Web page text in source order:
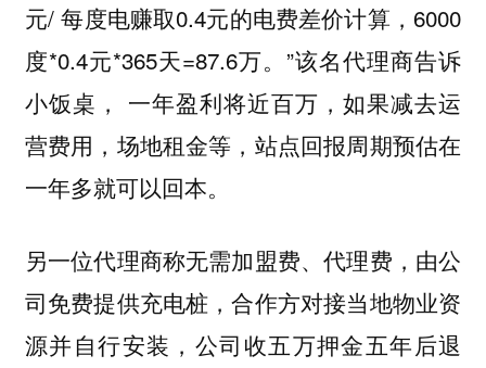
元/ 每度电赚取0.4元的电费差价计算，6000
度*0.4元*365天=87.6万。”该名代理商告诉
小饭桌， 一年盈利将近百万，如果减去运
营费用，场地租金等，站点回报周期预估在
一年多就可以回本。
另一位代理商称无需加盟费、代理费，由公
司免费提供充电桩，合作方对接当地物业资
源并自行安装，公司收五万押金五年后退